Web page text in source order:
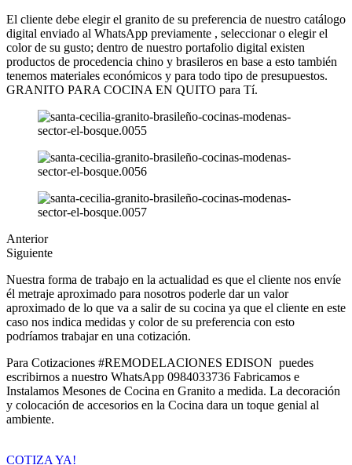
El cliente debe elegir el granito de su preferencia de nuestro catálogo
digital enviado al WhatsApp previamente , seleccionar o elegir el
color de su gusto; dentro de nuestro portafolio digital existen
productos de procedencia chino y brasileros en base a esto también
tenemos materiales económicos y para todo tipo de presupuestos.
GRANITO PARA COCINA EN QUITO para Tí.
Anterior
Siguiente
Nuestra forma de trabajo en la actualidad es que el cliente nos envíe
él metraje aproximado para nosotros poderle dar un valor
aproximado de lo que va a salir de su cocina ya que el cliente en este
caso nos indica medidas y color de su preferencia con esto
podríamos trabajar en una cotización.
Para Cotizaciones #REMODELACIONES EDISON puedes
escribirnos a nuestro WhatsApp 0984033736 Fabricamos e
Instalamos Mesones de Cocina en Granito a medida. La decoración
y colocación de accesorios en la Cocina dara un toque genial al
ambiente.
COTIZA YA!